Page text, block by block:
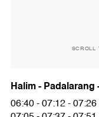
SCROLL
Halim - Padalarang
06:40 - 07:12 -